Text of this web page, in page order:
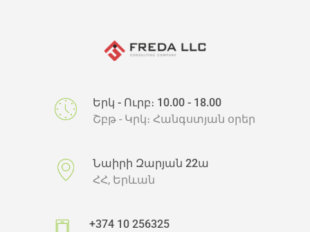
Երկ - Ուրբ։ 10.00 - 18.00
Շբթ - Կրկ։ Հանգստյան օրեր
Նաիրի Զարյան 22ա
ՀՀ, Երևան
+374 10 256325